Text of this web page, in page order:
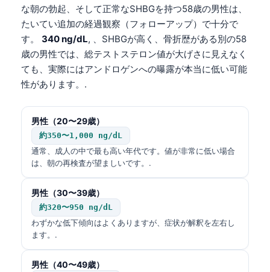
な朝の勃起、そして正常なSHBGを持つ58歳の男性は、
たいてい追加の経過観察（フォローアップ）で十分で
す。 340 ng/dL, 、SHBGが高く、骨折歴がある別の58
歳の男性では、総テストステロン値が大げさに見えなく
ても、実際にはアンドロゲンへの曝露が本当に低い可能
性があります。.
男性（20〜29歳）
約350〜1,000 ng/dL
通常、成人の中で最も高い年代です。値が非常に低い場合
は、朝の再検査が望ましいです。.
男性（30〜39歳）
約320〜950 ng/dL
わずかな低下傾向はよくありますが、症状が解釈を左右し
ます。.
男性（40〜49歳）